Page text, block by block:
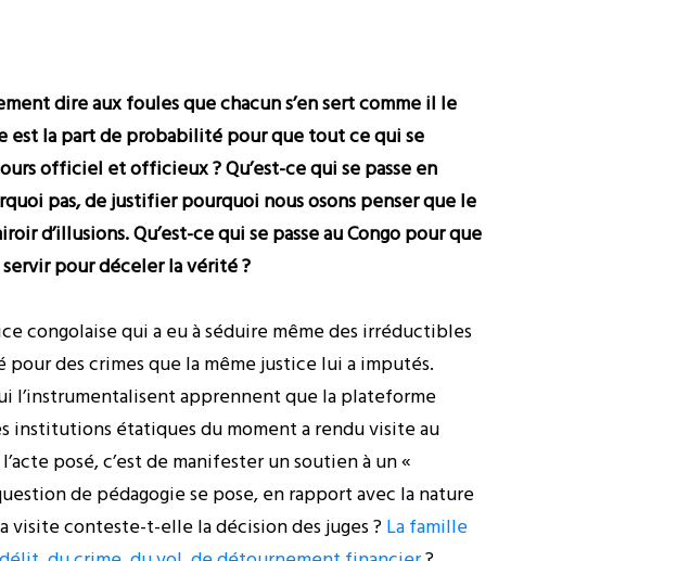
dire aux foules que chacun s’en sert comme il le
est la part de probabilité pour que tout ce qui se
officiel et officieux ? Qu’est-ce qui se passe en
pas, de justifier pourquoi nous osons penser que le
d’illusions. Qu’est-ce qui se passe au Congo pour que
pour déceler la vérité ?
congolaise qui a eu à séduire même des irréductibles
pour des crimes que la même justice lui a imputés.
l’instrumentalisent apprennent que la plateforme
institutions étatiques du moment a rendu visite au
posé, c’est de manifester un soutien à un «
de pédagogie se pose, en rapport avec la nature
visite conteste-t-elle la décision des juges ? La famille